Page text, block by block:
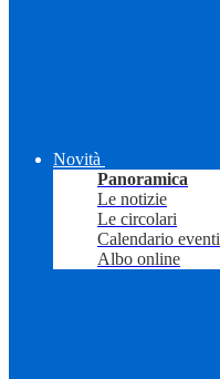
Novità
Panoramica
Le notizie
Le circolari
Calendario eventi
Albo online